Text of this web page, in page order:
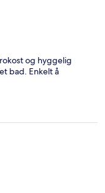
og hyggelig
bad. Enkelt å